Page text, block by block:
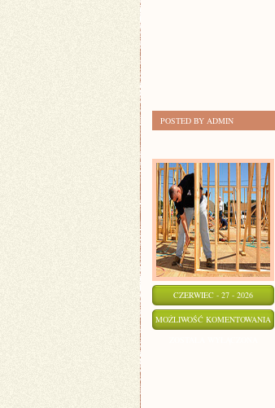
POSTED BY ADMIN
CZERWIEC - 27 - 2026
MOŻLIWOŚĆ KOMENTOWANIA